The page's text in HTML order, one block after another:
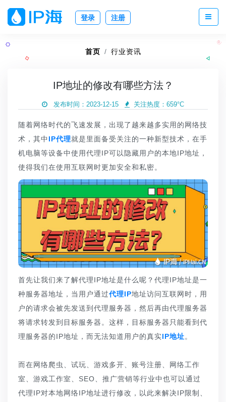
登录 注册
首页 行业资讯
IP地址的修改有哪些方法？
发布时间：2023-12-15 关注热度： 659°C
随着网络时代的飞速发展，出现了越来越多实用的网络技
术，其中 IP代理就是里面备受关注的一种新型技术，在手
机电脑等设备中使用代理IP可以隐藏用户的本地IP地址，
使得我们在使用互联网时更加安全和私密。
首先让我们来了解代理IP地址是什么呢？代理IP地址是一
种服务器地址，当用户通过代理IP地址访问互联网时，用
户的请求会被先发送到代理服务器，然后再由代理服务器
将请求转发到目标服务器。这样，目标服务器只能看到代
理服务器的IP地址，而无法知道用户的真实IP地址。
而在网络爬虫、试玩、游戏多开、账号注册、网络工作
室、游戏工作室、SEO、推广营销等行业中也可以通过
代理IP对本地网络IP地址进行修改，以此来解决IP限制、